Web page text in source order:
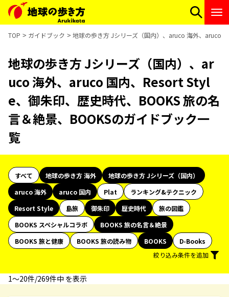
TOP ガイドブック 地球の歩き方 Jシリーズ（国内）、aruco 海外、aruco
地球の歩き方 Jシリーズ（国内）、ar
uco 海外、aruco 国内、Resort Styl
e、御朱印、歴史時代、BOOKS 旅の名
言＆絶景、BOOKSのガイドブック一
覧
すべて 地球の歩き方 海外
地球の歩き方 Jシリーズ（国内）
aruco 海外
aruco 国内 Plat
ランキング&テクニック
Resort Style
島旅 御朱印 歴史時代
旅の図鑑
BOOKS スペシャルコラボ
BOOKS 旅の名言＆絶景
BOOKS 旅と健康
BOOKS 旅の読み物 BOOKS
D-Books
絞り込み条件を追加
1〜20件/269件中 を表示